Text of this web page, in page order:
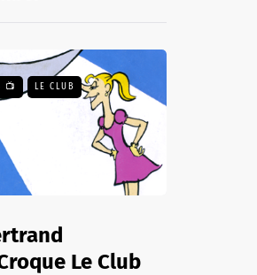
📺 LE CLUB
Le Club